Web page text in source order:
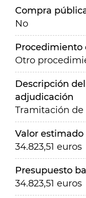
Compra
No
Procedimiento
Otro
Descripción
adjudicación
Tramitación de
Valor
34.823,51 euros
Presupuesto
34.823,51 euros